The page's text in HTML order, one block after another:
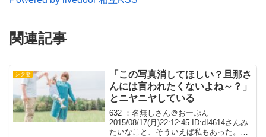
関連記事
シタ妻
「この写真消してほしい？旦那さ
んには言われたくないよね～？」
とニヤニヤしている
632 ：名無しさん＠おーぷん
2015/08/17(月)22:12:45 ID:dI4614さんみ
たいなこと、そういえば私もあった。娘